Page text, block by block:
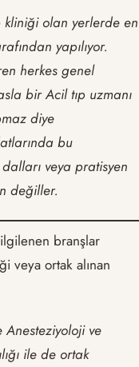
kliniği olan yerlerde en
yapılıyor.
herkes genel
bir Acil tıp uzmanı
diye
bu
veya pratisyen
değiller.
branşlar
veya ortak alınan
Anesteziyoloji ve
ile de ortak